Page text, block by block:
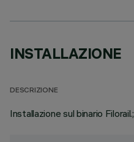
INSTALLAZIONE
DESCRIZIONE
Installazione sul binario Filorail.;